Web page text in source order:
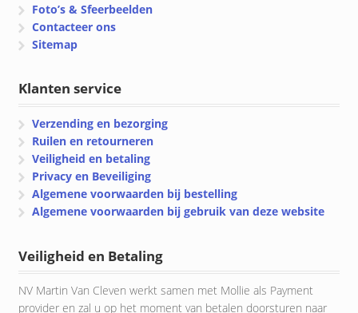
Foto’s & Sfeerbeelden
Contacteer ons
Sitemap
Klanten service
Verzending en bezorging
Ruilen en retourneren
Veiligheid en betaling
Privacy en Beveiliging
Algemene voorwaarden bij bestelling
Algemene voorwaarden bij gebruik van deze website
Veiligheid en Betaling
NV Martin Van Cleven werkt samen met Mollie als Payment
provider en zal u op het moment van betalen doorsturen naar